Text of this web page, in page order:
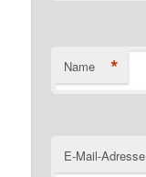
Name *
E-Mail-Adresse